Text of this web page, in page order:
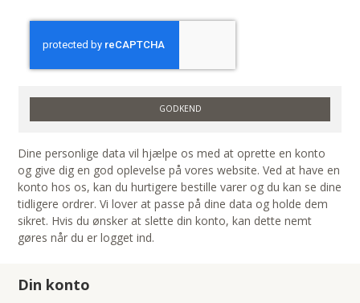
GODKEND
Dine personlige data vil hjælpe os med at oprette en konto
og give dig en god oplevelse på vores website. Ved at have en
konto hos os, kan du hurtigere bestille varer og du kan se dine
tidligere ordrer. Vi lover at passe på dine data og holde dem
sikret. Hvis du ønsker at slette din konto, kan dette nemt
gøres når du er logget ind.
Din konto